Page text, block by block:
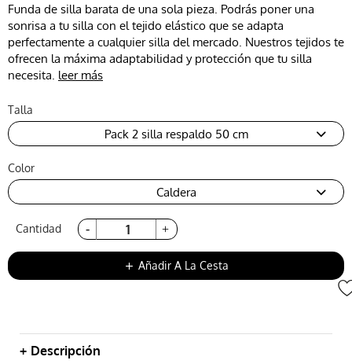
Funda de silla barata de una sola pieza. Podrás poner una
sonrisa a tu silla con el tejido elástico que se adapta
perfectamente a cualquier silla del mercado. Nuestros tejidos te
ofrecen la máxima adaptabilidad y protección que tu silla
necesita. leer más
Talla
Pack 2 silla respaldo 50 cm
Color
Caldera
add Añadir A La Cesta
Cantidad
Descripción